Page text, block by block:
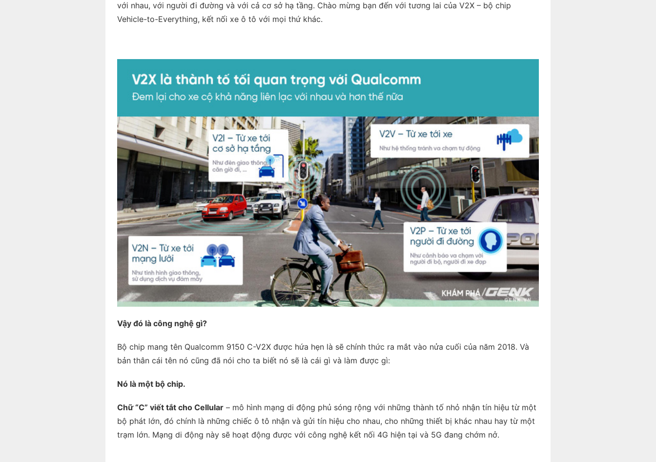
với nhau, với người đi đường và với cả cơ sở hạ tầng. Chào mừng bạn đến với tương lai của V2X – bộ chip
Vehicle-to-Everything, kết nối xe ô tô với mọi thứ khác.
Vậy đó là công nghệ gì?
Bộ chip mang tên Qualcomm 9150 C-V2X được hứa hẹn là sẽ chính thức ra mắt vào nửa cuối của năm 2018. Và
bản thân cái tên nó cũng đã nói cho ta biết nó sẽ là cái gì và làm được gì:
Nó là một bộ chip.
Chữ “C” viết tắt cho Cellular– mô hình mạng di động phủ sóng rộng với những thành tố nhỏ nhận tín hiệu từ một
bộ phát lớn, đó chính là những chiếc ô tô nhận và gửi tín hiệu cho nhau, cho những thiết bị khác nhau hay từ một
trạm lớn. Mạng di động này sẽ hoạt động được với công nghệ kết nối 4G hiện tại và 5G đang chớm nở.